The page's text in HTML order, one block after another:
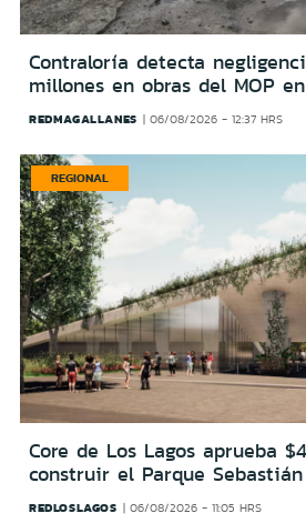
Contraloría detecta
millones en obras del MOP
REDMAGALLANES 06/08/2026 - 12:37 HRS
REGIONAL
Core de Los Lagos aprueba
construir el Parque
REDLOSLAGOS 06/08/2026 - 11:05 HRS